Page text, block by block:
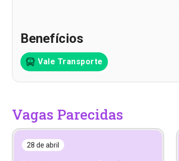
Benefícios
Vale Transporte
Vagas Parecidas
28 de abril